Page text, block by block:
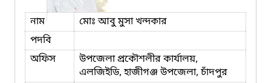
নাম
মোঃ আবু মুসা খন্দকার
পদবি
অফিস
উপজেলা প্রকৌশলীর কার্যালয়,
এলজিইডি, হাজীগঞ্জ উপজেলা, চাঁদপুর